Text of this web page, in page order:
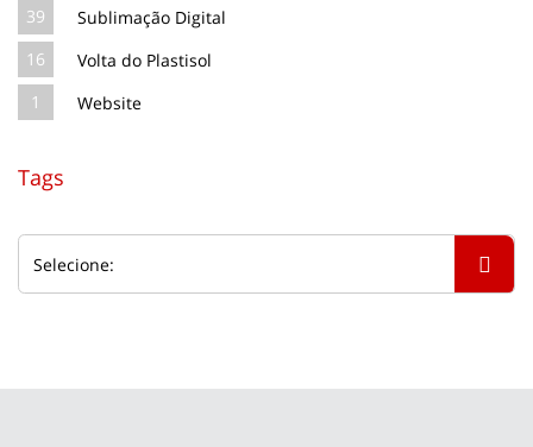
39
Sublimação Digital
16
Volta do Plastisol
1
Website
Tags